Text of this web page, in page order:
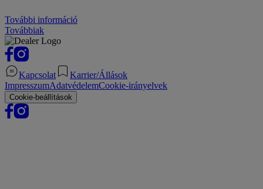
További információ
Továbbiak
Kapcsolat
Karrier/Állások
ImpresszumAdatvédelemCookie-irányelvek
Cookie-beállítások